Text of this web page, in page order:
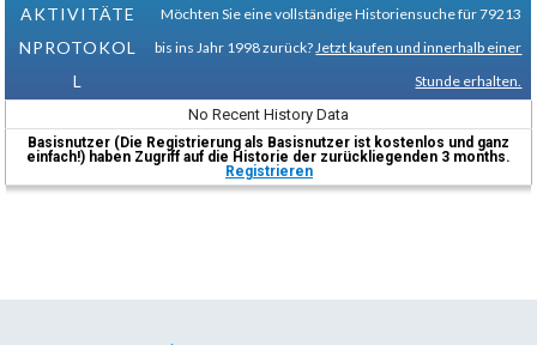
AKTIVITÄTE
NPROTOKOL
L
Möchten Sie eine vollständige Historiensuche für 79213
bis ins Jahr 1998 zurück? Jetzt kaufen und innerhalb einer
Stunde erhalten.
No Recent History Data
Basisnutzer (Die Registrierung als Basisnutzer ist kostenlos und ganz
einfach!) haben Zugriff auf die Historie der zurückliegenden 3 months.
Registrieren